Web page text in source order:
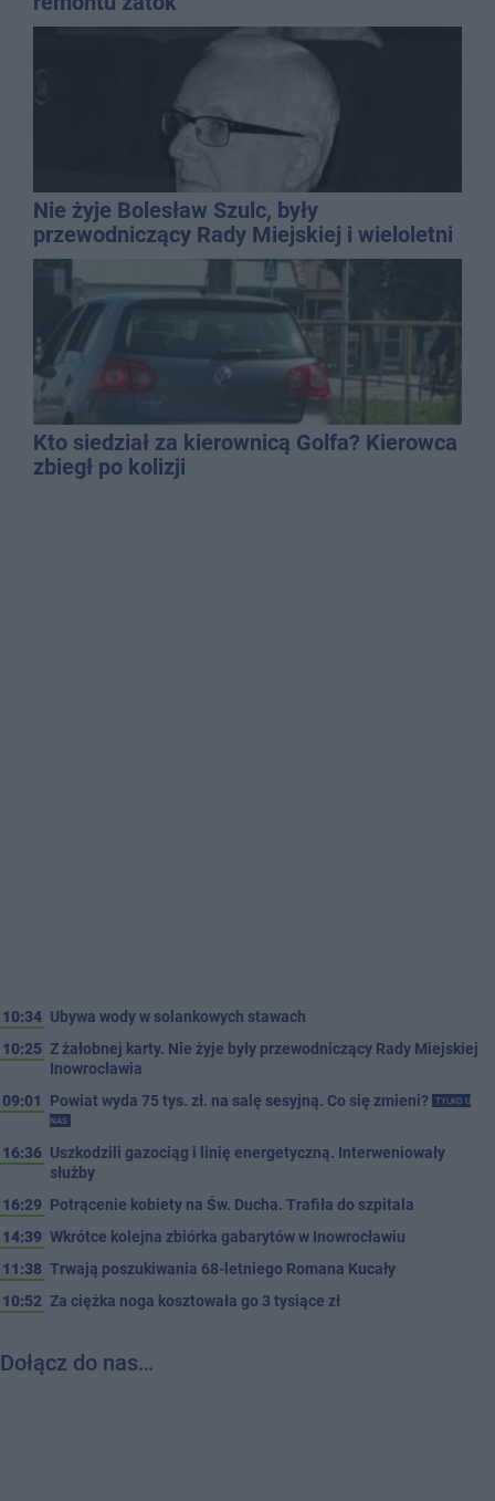
Nie żyje Bolesław Szulc, były
przewodniczący Rady Miejskiej i wieloletni
dyrektor SP 14
Kto siedział za kierownicą Golfa? Kierowca
zbiegł po kolizji
10:34 Ubywa wody w solankowych stawach
10:25 Z żałobnej karty. Nie żyje były przewodniczący Rady Miejskiej
Inowrocławia
09:01
Powiat wyda 75 tys. zł. na salę sesyjną. Co się zmieni?
TYLKO U
NAS
16:36 Uszkodzili gazociąg i linię energetyczną. Interweniowały
służby
16:29 Potrącenie kobiety na Św. Ducha. Trafiła do szpitala
14:39 Wkrótce kolejna zbiórka gabarytów w Inowrocławiu
11:38 Trwają poszukiwania 68-letniego Romana Kucały
10:52 Za ciężka noga kosztowała go 3 tysiące zł
Dołącz do nas…